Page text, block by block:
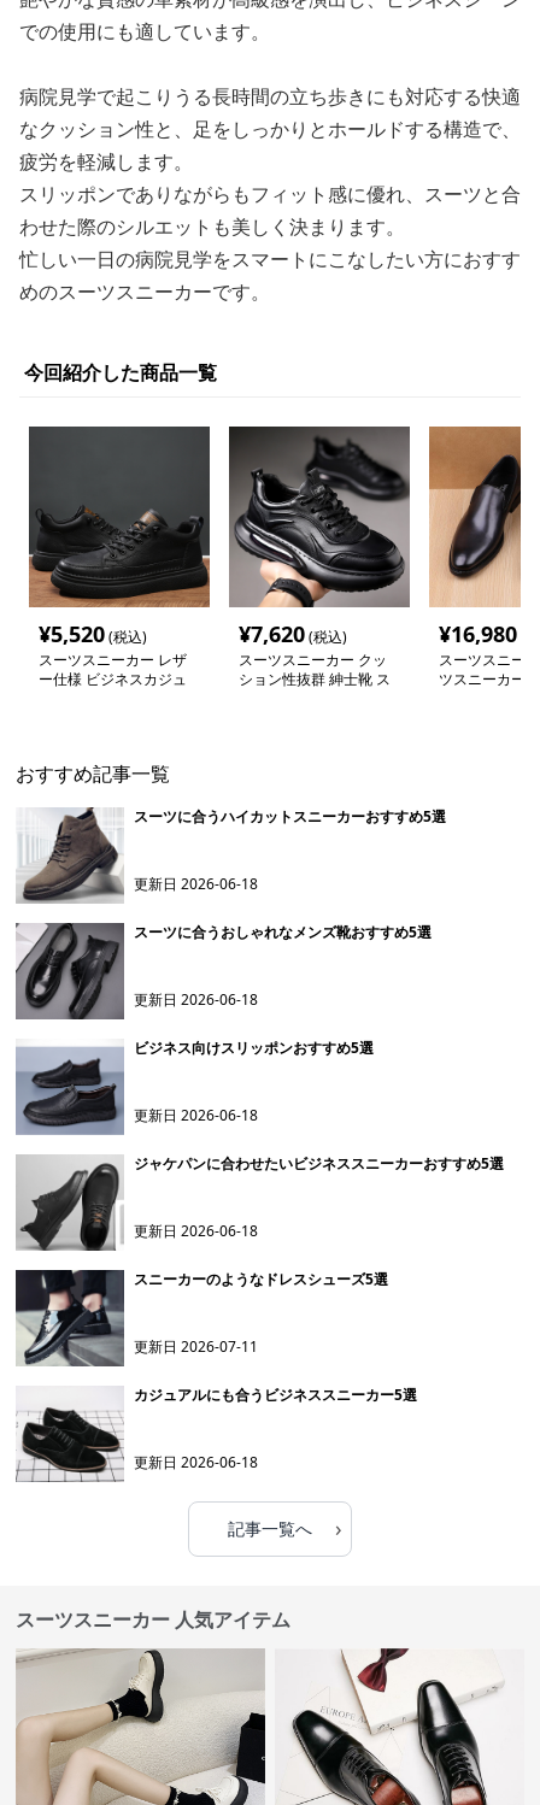
での使用にも適しています。
病院見学で起こりうる長時間の立ち歩きにも対応する快適
なクッション性と、足をしっかりとホールドする構造で、
疲労を軽減します。
スリッポンでありながらもフィット感に優れ、スーツと合
わせた際のシルエットも美しく決まります。
忙しい一日の病院見学をスマートにこなしたい方におすす
めのスーツスニーカーです。
今回紹介した商品一覧
¥5,520(税込)
スーツスニーカー レザ
ー仕様 ビジネスカジュ
¥7,620(税込)
スーツスニーカー クッ
ション性抜群 紳士靴 ス
¥16,980
スーツスニー
ツスニーカー
おすすめ記事一覧
スーツに合うハイカットスニーカーおすすめ5選
更新日2026-06-18
スーツに合うおしゃれなメンズ靴おすすめ5選
更新日2026-06-18
ビジネス向けスリッポンおすすめ5選
更新日2026-06-18
ジャケパンに合わせたいビジネススニーカーおすすめ5選
更新日2026-06-18
スニーカーのようなドレスシューズ5選
更新日2026-07-11
カジュアルにも合うビジネススニーカー5選
更新日2026-06-18
記事一覧へ ›
スーツスニーカー 人気アイテム